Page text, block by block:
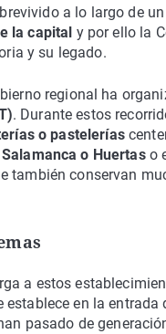
a lo largo de
la capital y por ello la
y su legado.
regional ha
. Durante estos
o pastelerías
o Huertaso
también conservan
a estos
establece en la
pasado de